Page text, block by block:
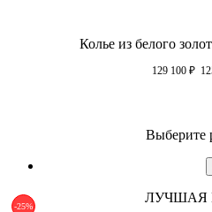
Колье из белого
129 100 ₽
Выберите
-25%
ЛУЧШАЯ